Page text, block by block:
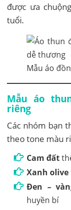
được ưa
tuổi.
Mẫu áo
Mẫu áo
riêng
Các nhóm bạn
theo tone màu
Cam đất
Xanh olive
Đen –
huyền bí